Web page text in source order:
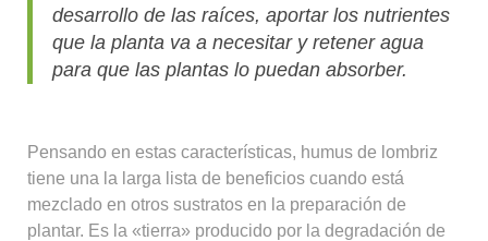
desarrollo de las raíces, aportar los nutrientes
que la planta va a necesitar y retener agua
para que las plantas lo puedan absorber.
Pensando en estas características, humus de lombriz
tiene una la larga lista de beneficios cuando está
mezclado en otros sustratos en la preparación de
plantar. Es la «tierra» producido por la degradación de